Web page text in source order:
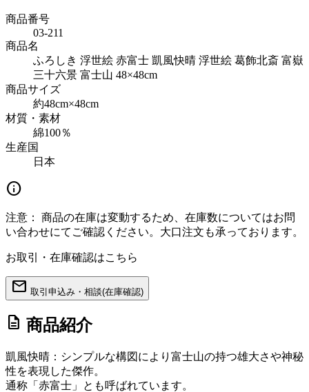
商品番号
03-211
商品名
ふろしき 浮世絵 赤富士 凱風快晴 浮世絵 葛飾北斎 富嶽
三十六景 富士山 48×48cm
商品サイズ
約48cm×48cm
材質・素材
綿100％
生産国
日本
info
注意：
商品の在庫は変動するため、在庫数についてはお問
い合わせにてご確認ください。大口注文も承っております。
お取引・在庫確認はこちら
mail 取引申込み・相談(在庫確認)
description 商品紹介
凱風快晴：シンプルな構図により富士山の持つ雄大さや神秘
性を表現した傑作。
通称「赤富士」とも呼ばれています。